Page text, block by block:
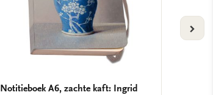
Notitieboek A6, zachte kaft: Ingrid